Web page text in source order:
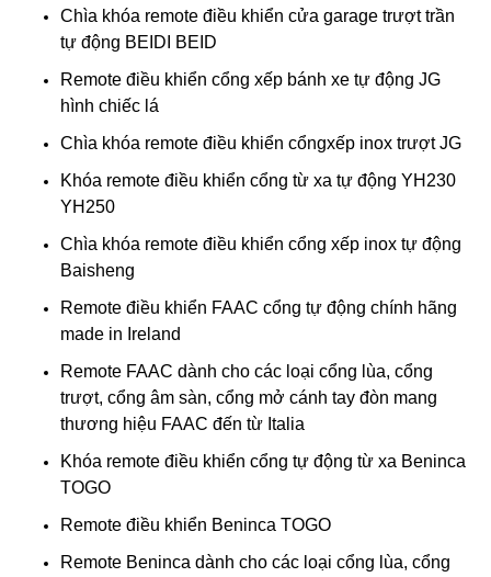
Chìa khóa remote điều khiển cửa garage trượt trần
tự động BEIDI BEID
Remote điều khiển cổng xếp bánh xe tự động JG
hình chiếc lá
Chìa khóa remote điều khiển cổngxếp inox trượt JG
Khóa remote điều khiển cổng từ xa tự động YH230
YH250
Chìa khóa remote điều khiển cổng xếp inox tự động
Baisheng
Remote điều khiển FAAC cổng tự động chính hãng
made in Ireland
Remote FAAC dành cho các loại cổng lùa, cổng
trượt, cổng âm sàn, cổng mở cánh tay đòn mang
thương hiệu FAAC đến từ Italia
Khóa remote điều khiển cổng tự động từ xa Beninca
TOGO
Remote điều khiển Beninca TOGO
Remote Beninca dành cho các loại cổng lùa, cổng